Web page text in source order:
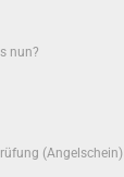
nun?
(Angelschein)